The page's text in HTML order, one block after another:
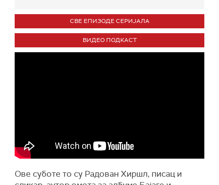
СВЕ ЕПИЗОДЕ СЕРИЈАЛА
ВИДЕО ПОДКАСТ
Ове суботе то су Радован Хиршл, писац и